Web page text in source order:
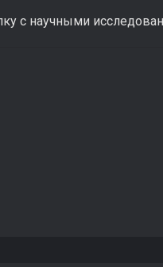
с научными